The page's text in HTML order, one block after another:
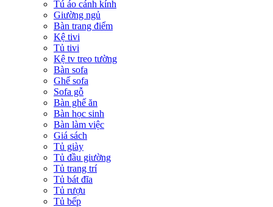
Tú áo cánh kính
Giường ngủ
Bàn trang điểm
Kệ tivi
Tủ tivi
Kệ tv treo tường
Bàn sofa
Ghế sofa
Sofa gỗ
Bàn ghế ăn
Bàn học sinh
Bàn làm việc
Giá sách
Tủ giày
Tủ đầu giường
Tủ trang trí
Tủ bát đĩa
Tủ rượu
Tủ bếp